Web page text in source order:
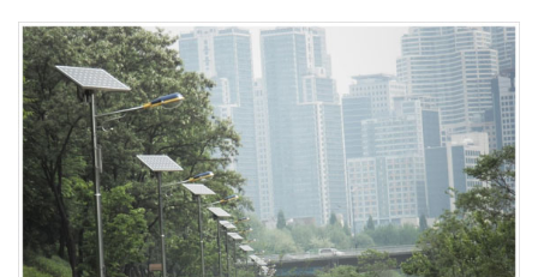
포
털
U
R
L
복
사
공
유
하
기
기
크
게
변
경
하
기
기
작
게
변
경
하
기